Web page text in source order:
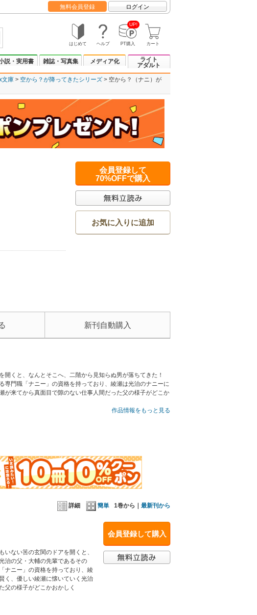
無料会員登録 ログイン
はじめて ヘルプ
UP!
PT購入 カート
説・実用書 雑誌・写真集 メディア化
ライト
アダルト
文庫 空から？が降ってきたシリーズ
空から？（ナニ）が
会員登録して
70%OFFで購入
お気に入りに追加
新刊自動購入
開くと、なんとそこへ、二階から見知らぬ男が落ちてきた！
門職「ナニー」の資格を持っており、綾瀬は光治のナニーに
来てから真面目で隙のない仕事人間だった父の様子がどこか
作品情報をもっと見る
詳細 簡単 1巻から｜ 最新刊から
会員登録して購入
ない筈の玄関のドアを開くと、
治の父・大輔の先輩であるその
ナニー」の資格を持っており、綾
く、優しい綾瀬に懐いていく光治
父の様子がどこかおかしく